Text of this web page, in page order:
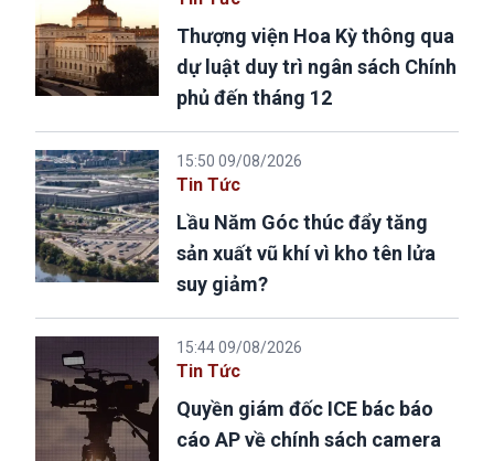
Thượng viện Hoa Kỳ thông qua
dự luật duy trì ngân sách Chính
phủ đến tháng 12
15:50 09/08/2026
Tin Tức
Lầu Năm Góc thúc đẩy tăng
sản xuất vũ khí vì kho tên lửa
suy giảm?
15:44 09/08/2026
Tin Tức
Quyền giám đốc ICE bác báo
cáo AP về chính sách camera